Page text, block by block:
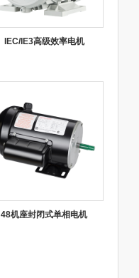
IEC/IE3高级效率电机
48机座封闭式单相电机